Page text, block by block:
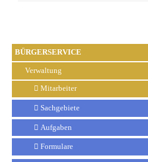
BÜRGERSERVICE
Verwaltung
Mitarbeiter
Sachgebiete
Aufgaben
Formulare